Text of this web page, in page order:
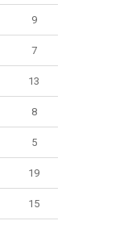
9
7
13
8
5
19
15